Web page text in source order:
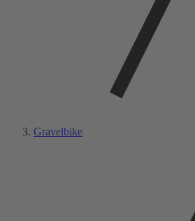
Gravelbike